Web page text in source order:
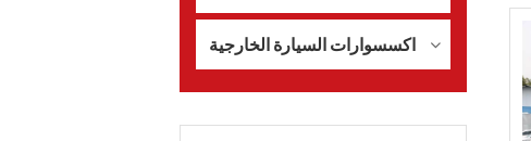
اكسسوارات السيارة الخارجية